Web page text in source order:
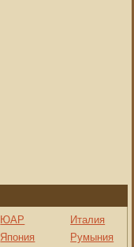
ЮАР
Япония
Италия
Румыния